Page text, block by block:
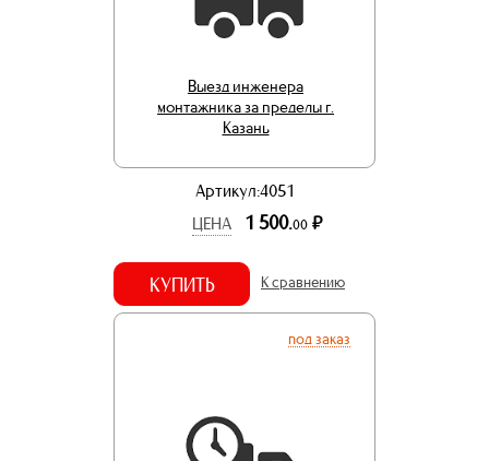
Выезд инженера
монтажника за пределы г.
Казань
Артикул:4051
ЦЕНА
1 500.00 р.
КУПИТЬ К сравнению
под заказ